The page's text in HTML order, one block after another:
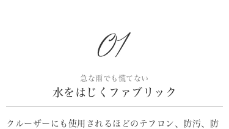
急な雨でも慌てない
水をはじくファブリック
クルーザーにも使用されるほどのテフロン、防汚、防